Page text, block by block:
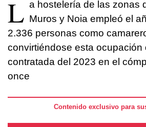
L a hostelería de las zonas
Muros y Noia empleó el
2.336 personas como
convirtiéndose esta ocupación
contratada del 2023 en el
once
Contenido exclusivo para